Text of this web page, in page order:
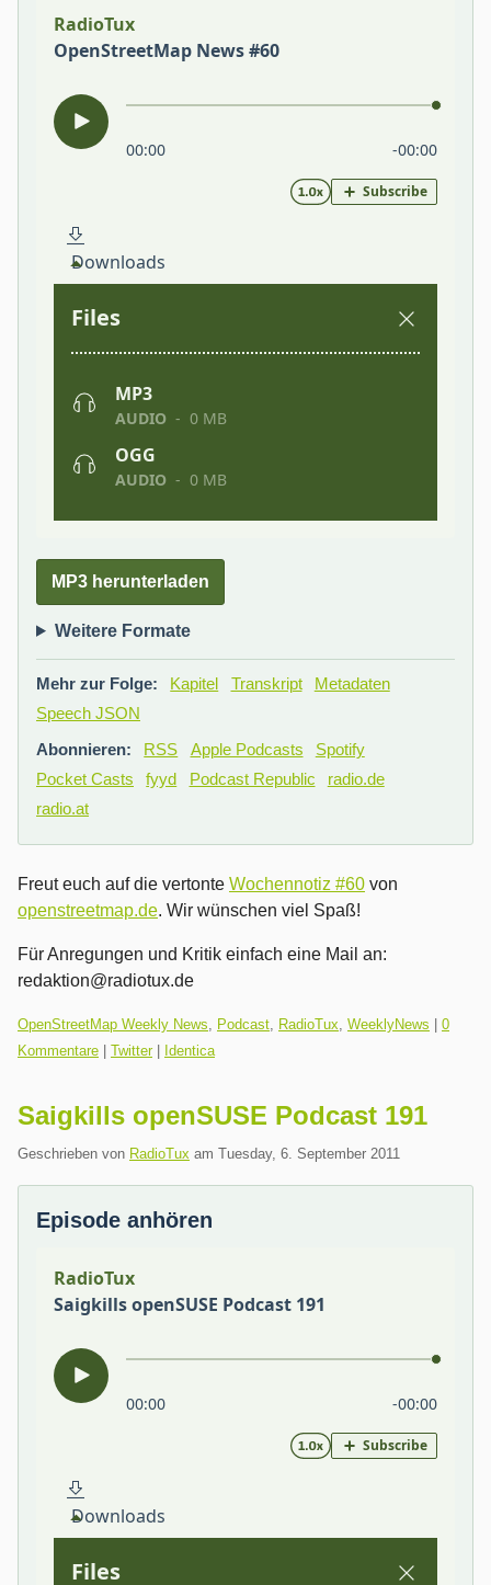
MP3 herunterladen
Weitere Formate
Mehr zur Folge: Kapitel Transkript
Metadaten
Speech JSON
Abonnieren:
RSS Apple Podcasts
Spotify
Pocket Casts
fyyd Podcast Republic
radio.de
radio.at
Freut euch auf die vertonte Wochennotiz #60 von
openstreetmap.de. Wir wünschen viel Spaß!
Für Anregungen und Kritik einfach eine Mail an:
redaktion@radiotux.de
Kategorien:
OpenStreetMap Weekly News, Podcast, RadioTux, WeeklyNews
0
Kommentare
Twitter| Identica
Saigkills openSUSE Podcast 191
Geschrieben von RadioTux am Tuesday, 6. September 2011
Episode anhören